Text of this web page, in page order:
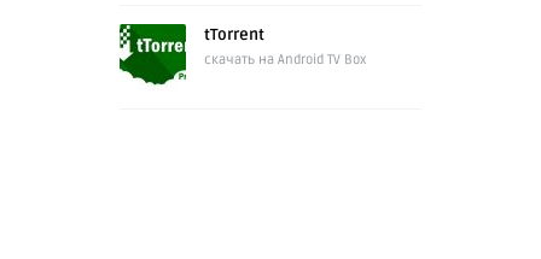
tTorrent
скачать на Android TV Box